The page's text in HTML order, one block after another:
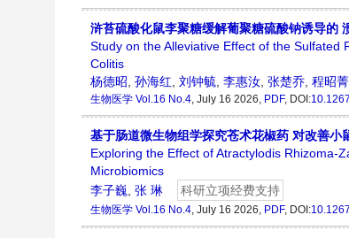
浒苔硫酸化鼠李聚糖缓解葡聚糖硫酸钠诱导的
Study on the Alleviative Effect of the Sulfated
Colitis
杨德昭, 孙海红, 刘钟毓, 李惠汝, 张楚乔, 程昭菁
生物医学 Vol.16 No.4, July 16 2026, PDF, DOI:
基于肠道微生物组学探究苍术花椒药 对改善小
Exploring the Effect of Atractylodis Rhizoma-
Microbiomics
李子巍, 张 琳 科研立项经费支持
生物医学 Vol.16 No.4, July 16 2026, PDF, DOI: